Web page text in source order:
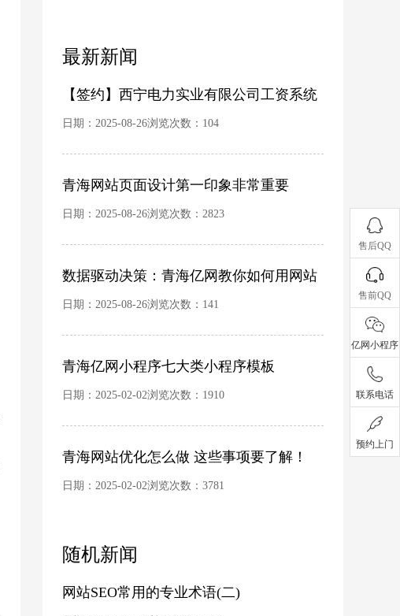
最新新闻
【签约】西宁电力实业有限公司工资系统
及维护合同
日期：2025-08-26浏览次数：104
青海网站页面设计第一印象非常重要
日期：2025-08-26浏览次数：2823
数据驱动决策：青海亿网教你如何用网站
分析工具把流量变“真金白银”？
日期：2025-08-26浏览次数：141
青海亿网小程序七大类小程序模板
日期：2025-02-02浏览次数：1910
青海网站优化怎么做 这些事项要了解！
日期：2025-02-02浏览次数：3781
随机新闻
网站SEO常用的专业术语(二)
售后QQ
售前QQ
亿网小程序
联系电话
预约上门